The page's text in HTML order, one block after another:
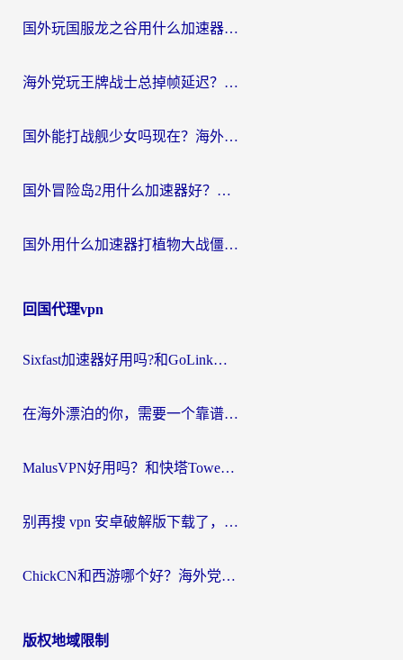
国外玩国服龙之谷用什么加速器最好？一份给海外游子的终极指南
海外党玩王牌战士总掉帧延迟？这份王牌战士延迟加速器终极指南救你命
国外能打战舰少女吗现在？海外玩家的国服游戏加速终极指南
国外冒险岛2用什么加速器好？海外党国服游戏畅玩全攻略（附鸣潮哈利波特加速技巧）
国外用什么加速器打植物大战僵尸好？海外党国服游戏加速终极指南
回国代理vpn
Sixfast加速器好用吗?和GoLink加速器对比哪个回国效果更好?海外党亲测实用指南
在海外漂泊的你，需要一个靠谱的“回国机场”
MalusVPN好用吗？和快塔TowerFastVPN对比哪个回国效果更好？海外党亲测实用指南
别再搜 vpn 安卓破解版下载了，海外党回国上网的正确姿势在这里
ChickCN和西游哪个好？海外党2026亲测回国加速器选择指南（附expressvpn中国对比）
版权地域限制